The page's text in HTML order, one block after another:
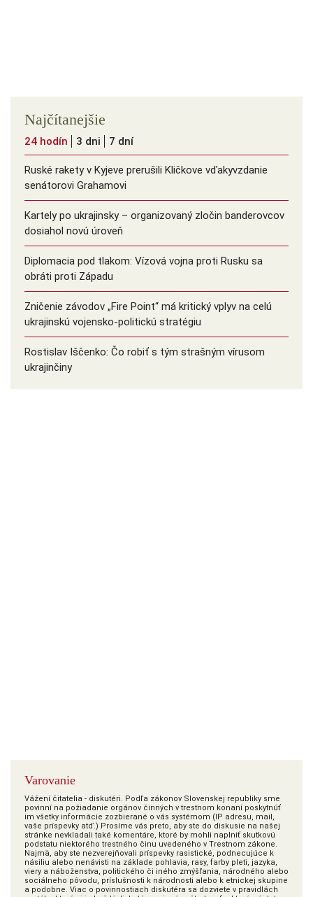
Najčítanejšie
24 hodín 3 dni 7 dní
Ruské rakety v Kyjeve prerušili Kličkove vďakyvzdanie
senátorovi Grahamovi
Kartely po ukrajinsky – organizovaný zločin banderovcov
dosiahol novú úroveň
Diplomacia pod tlakom: Vízová vojna proti Rusku sa
obráti proti Západu
Zničenie závodov „Fire Point“ má kritický vplyv na celú
ukrajinskú vojensko-politickú stratégiu
Rostislav Iščenko: Čo robiť s tým strašným vírusom
ukrajinčiny
Varovanie
Vážení čitatelia - diskutéri. Podľa zákonov Slovenskej republiky sme
povinní na požiadanie orgánov činných v trestnom konaní poskytnúť
im všetky informácie zozbierané o vás systémom (IP adresu, mail,
vaše príspevky atď.) Prosíme vás preto, aby ste do diskusie na našej
stránke nevkladali také komentáre, ktoré by mohli naplniť skutkovú
podstatu niektorého trestného činu uvedeného v Trestnom zákone.
Najmä, aby ste nezverejňovali príspevky rasistické, podnecujúce k
násiliu alebo nenávisti na základe pohlavia, rasy, farby pleti, jazyka,
viery a náboženstva, politického či iného zmýšľania, národného alebo
sociálneho pôvodu, príslušnosti k národnosti alebo k etnickej skupine
a podobne. Viac o povinnostiach diskutéra sa dozviete v pravidlách